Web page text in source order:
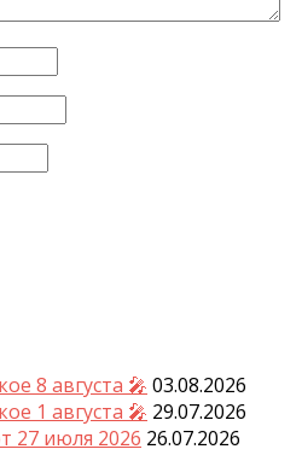
8 августа 🎤 03.08.2026
1 августа 🎤 29.07.2026
27 июля 2026 26.07.2026